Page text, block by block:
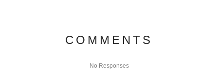
COMMENTS
No Responses